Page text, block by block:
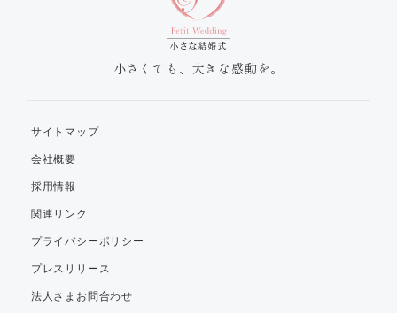
小さくても、大きな感動を。
サイトマップ
会社概要
採用情報
関連リンク
プライバシーポリシー
プレスリリース
法人さまお問合わせ